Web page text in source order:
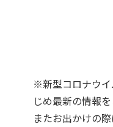
※新型コロナウイ
じめ最新の情報
またお出かけの